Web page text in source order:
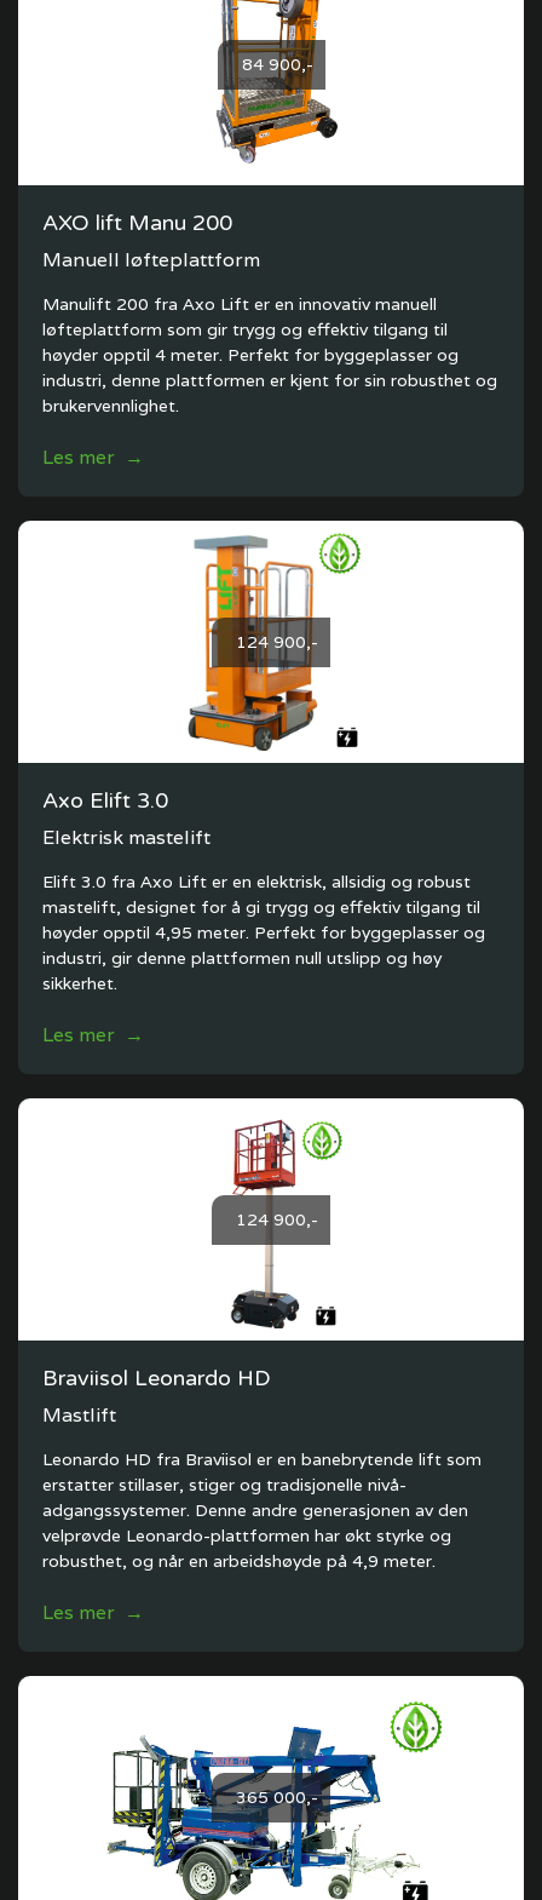
84 900,-
AXO lift Manu 200
Manuell løfteplattform
Manulift 200 fra Axo Lift er en innovativ manuell
løfteplattform som gir trygg og effektiv tilgang til
høyder opptil 4 meter. Perfekt for byggeplasser og
industri, denne plattformen er kjent for sin robusthet og
brukervennlighet.
Les mer →
124 900,-
Axo Elift 3.0
Elektrisk mastelift
Elift 3.0 fra Axo Lift er en elektrisk, allsidig og robust
mastelift, designet for å gi trygg og effektiv tilgang til
høyder opptil 4,95 meter. Perfekt for byggeplasser og
industri, gir denne plattformen null utslipp og høy
sikkerhet.
Les mer →
124 900,-
Braviisol Leonardo HD
Mastlift
Leonardo HD fra Braviisol er en banebrytende lift som
erstatter stillaser, stiger og tradisjonelle nivå-
adgangssystemer. Denne andre generasjonen av den
velprøvde Leonardo-plattformen har økt styrke og
robusthet, og når en arbeidshøyde på 4,9 meter.
Les mer →
365 000,-